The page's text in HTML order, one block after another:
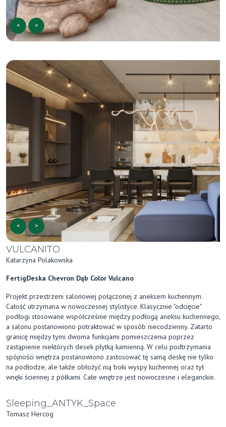
< >
< >
VULCANITO
Katarzyna Polakowska
FertigDeska Chevron Dąb Color Vulcano
Projekt przestrzeni salonowej połączonej z aneksem kuchennym.
Całość utrzymana w nowoczesnej stylistyce. Klasycznie "odcięcie"
podłogi stosowane współcześnie między podłogą aneksu kuchennego,
a salonu postanowiono potraktować w sposób niecodzienny. Zatarto
granicę między tymi dwoma funkcjami pomieszczenia poprzez
zastąpienie niektórych desek płytką kamienną. W celu podtrzymania
spójności wnętrza postanowiono zastosować tę samą deskę nie tylko
na podłodze, ale także obłożyć nią boki wyspy kuchennej oraz tył
wnęki ściennej z półkami. Całe wnętrze jest nowoczesne i eleganckie.
Sleeping_ANTYK_Space
Tomasz Hercog